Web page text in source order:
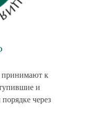
принимают к
и
через